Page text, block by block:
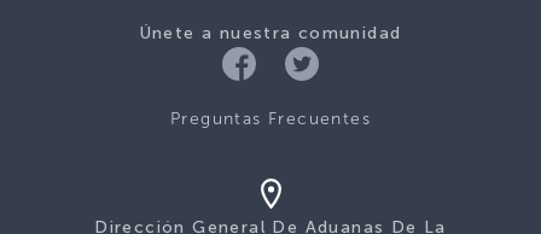
Únete a nuestra comunidad
Preguntas Frecuentes
Dirección General De Aduanas De La